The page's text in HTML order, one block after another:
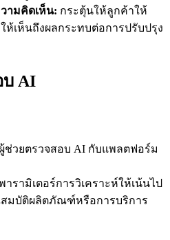
ามคิดเห็น: กระตุ้นให้ลูกค้าให้
ห้เห็นถึงผลกระทบต่อการปรับปรุง
บ AI
ช่วยตรวจสอบ AI กับแพลตฟอร์ม
ารามิเตอร์การวิเคราะห์ให้เน้นไป
มบัติผลิตภัณฑ์หรือการบริการ